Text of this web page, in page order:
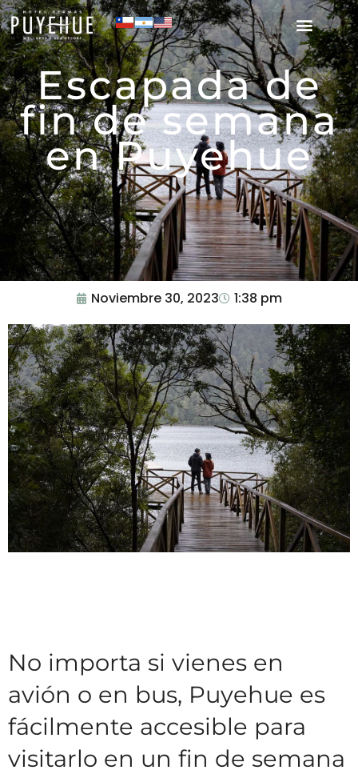
Escapada de
fin de semana
en Puyehue
Noviembre 30, 2023 1:38 pm
No importa si vienes en
avión o en bus, Puyehue es
fácilmente accesible para
visitarlo en un fin de semana